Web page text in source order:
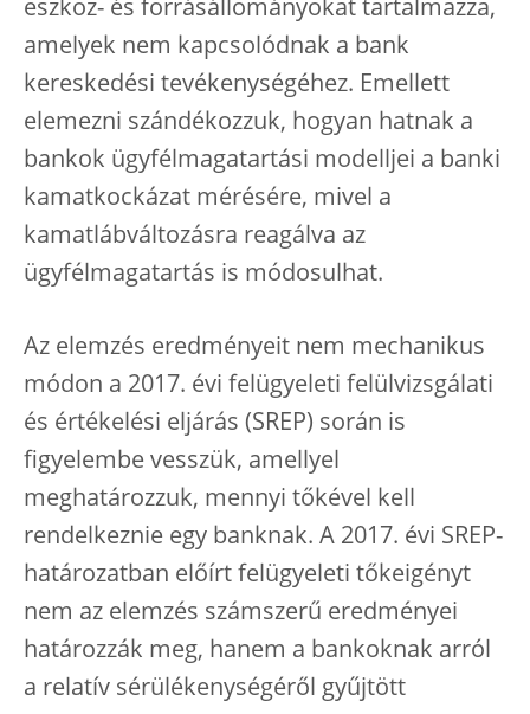
eszköz- és forrásállományokat tartalmazza,
amelyek nem kapcsolódnak a bank
kereskedési tevékenységéhez. Emellett
elemezni szándékozzuk, hogyan hatnak a
bankok ügyfélmagatartási modelljei a banki
kamatkockázat mérésére, mivel a
kamatlábváltozásra reagálva az
ügyfélmagatartás is módosulhat.
Az elemzés eredményeit nem mechanikus
módon a 2017. évi felügyeleti felülvizsgálati
és értékelési eljárás (SREP) során is
figyelembe vesszük, amellyel
meghatározzuk, mennyi tőkével kell
rendelkeznie egy banknak. A 2017. évi SREP-
határozatban előírt felügyeleti tőkeigényt
nem az elemzés számszerű eredményei
határozzák meg, hanem a bankoknak arról
a relatív sérülékenységéről gyűjtött